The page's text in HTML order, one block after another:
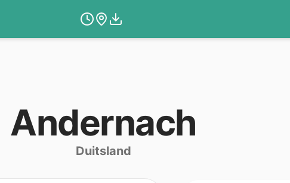
Andernach
Duitsland